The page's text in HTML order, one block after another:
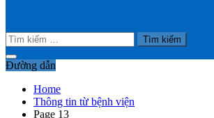
Tìm
kiếm
cho:
Đường dẫn
Home
Thông tin từ bệnh viện
Page 13